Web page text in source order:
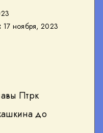
17 ноября, 2023
Птрк
до